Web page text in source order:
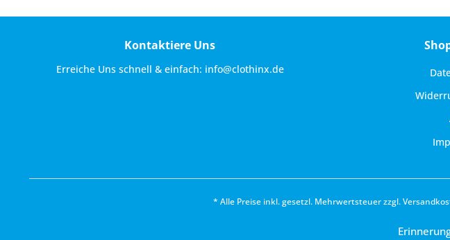
Kontaktiere Uns
Erreiche Uns schnell & einfach: info@clothinx.de
* Alle Preise inkl. gesetzl. Mehrwertsteuer zzgl.